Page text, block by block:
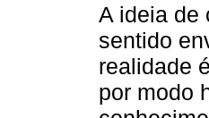
A ideia de
sentido
realidade
por modo